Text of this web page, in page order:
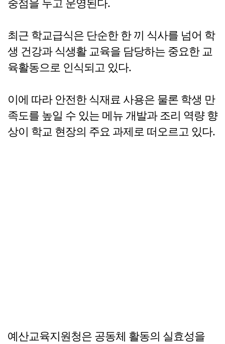
중점을 두고 운영된다.
최근 학교급식은 단순한 한 끼 식사를 넘어 학
생 건강과 식생활 교육을 담당하는 중요한 교
육활동으로 인식되고 있다.
이에 따라 안전한 식재료 사용은 물론 학생 만
족도를 높일 수 있는 메뉴 개발과 조리 역량 향
상이 학교 현장의 주요 과제로 떠오르고 있다.
예산교육지원청은 공동체 활동의 실효성을